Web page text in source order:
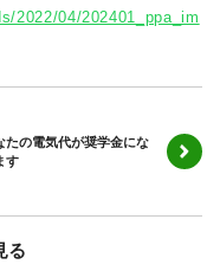
2022/04/202401_ppa_im
たの電気代が奨学金にな
す
る